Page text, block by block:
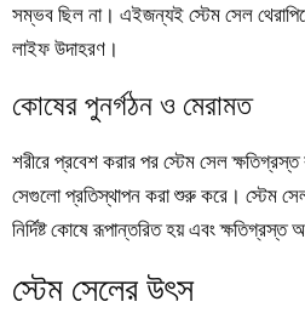
সম্ভব ছিল না। এইজন্যই স্টেম সেল
লাইফ উদাহরণ।
কোষের পুনর্গঠন ও মেরামত
শরীরে প্রবেশ করার পর স্টেম সেল ক্ষতিগ্রস্ত
সেগুলো প্রতিস্থাপন করা শুরু করে। স্টেম
নির্দিষ্ট কোষে রূপান্তরিত হয় এবং ক্ষতিগ্রস্ত
স্টেম সেলের উৎস